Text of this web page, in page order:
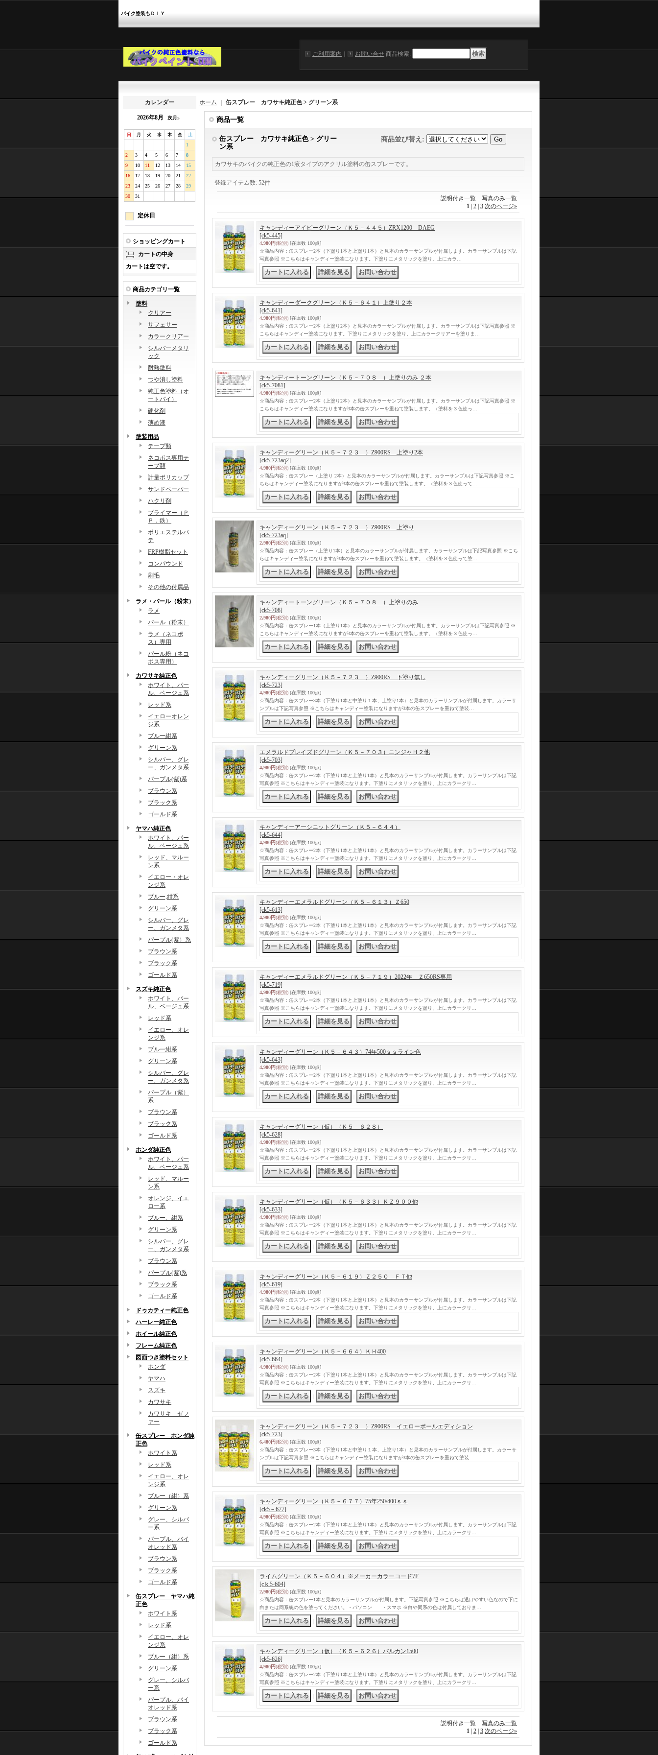
バイク塗装もＤＩＹ
ご利用案内 お問い合せ 商品検索:
カレンダー
2026年8月 次月»
日 月 火 水 木 金 土
1
2
3 4 5 6 7
8
9
10 11 12 13 14
15
16
17 18 19 20 21
22
23
24 25 26 27 28
29
30
31
定休日
ショッピングカート
カートの中身
カートは空です。
商品カテゴリ一覧
塗料
クリアー
サフェサー
カラークリアー
シルバーメタリ
ック
耐熱塗料
つや消し塗料
純正色塗料（オ
ートバイ）
硬化剤
薄め液
塗装用品
テープ類
ネコポス専用テ
ープ類
計量ポリカップ
サンドペーパー
ハクリ剤
プライマー（Ｐ
Ｐ，鉄）
ポリエステルパ
テ
FRP樹脂セット
コンパウンド
刷毛
その他の付属品
ラメ・パール（粉末）
ラメ
パール（粉末）
ラメ（ネコポ
ス）専用
パール粉（ネコ
ポス専用）
カワサキ純正色
ホワイト、パー
ル、ベージュ系
レッド系
イエローオレン
ジ系
ブルー紺系
グリーン系
シルバー、グレ
ー、ガンメタ系
パープル(紫)系
ブラウン系
ブラック系
ゴールド系
ヤマハ純正色
ホワイト、パー
ル、ベージュ系
レッド、マルー
ン系
イエロー・オレ
ンジ系
ブルー,紺系
グリーン系
シルバー、グレ
ー、ガンメタ系
パープル(紫）系
ブラウン系
ブラック系
ゴールド系
スズキ純正色
ホワイト、パー
ル、ベージュ系
レッド系
イエロー、オレ
ンジ系
ブルー紺系
グリーン系
シルバー、グレ
ー、ガンメタ系
パープル（紫）
系
ブラウン系
ブラック系
ゴールド系
ホンダ純正色
ホワイト、パー
ル、ベージュ系
レッド、マルー
ン系
オレンジ、イエ
ロー系
ブルー、紺系
グリーン系
シルバー、グレ
ー、ガンメタ系
ブラウン系
パープル(紫)系
ブラック系
ゴールド系
ドゥカティー純正色
ハーレー純正色
ホイール純正色
フレーム純正色
図面つき塗料セット
ホンダ
ヤマハ
スズキ
カワサキ
カワサキ ゼフ
ァー
缶スプレー ホンダ純
正色
ホワイト系
レッド系
イエロー、オレ
ンジ系
ブルー（紺）系
グリーン系
グレー、シルバ
ー系
パープル、バイ
オレッド系
ブラウン系
ブラック系
ゴールド系
缶スプレー ヤマハ純
正色
ホワイト系
レッド系
イエロー、オレ
ンジ系
ブルー（紺）系
グリーン系
グレー、シルバ
ー系
パープル、バイ
オレッド系
ブラウン系
ブラック系
ゴールド系
ホーム 缶スプレー カワサキ純正色 > グリーン系
商品一覧
缶スプレー カワサキ純正色 > グリー
ン系
商品並び替え :
カワサキのバイクの純正色の1液タイプのアクリル塗料の缶スプレーです。
登録アイテム数: 52件
説明付き一覧 写真のみ一覧
1 2 3 次のページ»
キャンディーアイビーグリーン（Ｋ５－４４５）ZRX1200 DAEG
[ck5-445]
4,980円(税別) [在庫数 100点]
☆商品内容：缶スプレー2本（下塗り1本と上塗り1本）と見本のカラーサンプルが付属します。カラーサンプルは下記
写真参照 ※こちらはキャンディー塗装になります。下塗りにメタリックを塗り、上にカラ…
キャンディーダークグリーン（Ｋ５－６４１）上塗り２本
[ck5-641]
4,980円(税別) [在庫数 100点]
☆商品内容：缶スプレー2本（上塗り2本）と見本のカラーサンプルが付属します。カラーサンプルは下記写真参照 ※
こちらはキャンディー塗装になります。下塗りにメタリックを塗り、上にカラークリアーを塗りま…
キャンディートーングリーン（Ｋ５－７０８ ）上塗りのみ ２本
[ck5-7081]
4,980円(税別) [在庫数 100点]
☆商品内容：缶スプレー2本（上塗り2本）と見本のカラーサンプルが付属します。カラーサンプルは下記写真参照 ※
こちらはキャンディー塗装になりますが3本の缶スプレーを重ねて塗装します。（塗料を３色使っ…
キャンディーグリーン（Ｋ５－７２３ ）Z900RS 上塗り2本
[ck5-723aq2]
4,980円(税別) [在庫数 100点]
☆商品内容：缶スプレー（上塗り 2本）と見本のカラーサンプルが付属します。カラーサンプルは下記写真参照 ※こ
ちらはキャンディー塗装になりますが3本の缶スプレーを重ねて塗装します。（塗料を３色使って…
キャンディーグリーン（Ｋ５－７２３ ）Z900RS 上塗り
[ck5-723aq]
2,980円(税別) [在庫数 100点]
☆商品内容：缶スプレー（上塗り1本）と見本のカラーサンプルが付属します。カラーサンプルは下記写真参照 ※こち
らはキャンディー塗装になりますが3本の缶スプレーを重ねて塗装します。（塗料を３色使って塗…
キャンディートーングリーン（Ｋ５－７０８ ）上塗りのみ
[ck5-708]
2,980円(税別) [在庫数 100点]
☆商品内容：缶スプレー1本（上塗り1本）と見本のカラーサンプルが付属します。カラーサンプルは下記写真参照 ※
こちらはキャンディー塗装になりますが3本の缶スプレーを重ねて塗装します。（塗料を３色使っ…
キャンディーグリーン（Ｋ５－７２３ ）Z900RS 下塗り無し
[ck5-723]
4,980円(税別) [在庫数 100点]
☆商品内容：缶スプレー3本（下塗り1本と中塗り１本、上塗り1本）と見本のカラーサンプルが付属します。カラーサ
ンプルは下記写真参照 ※こちらはキャンディー塗装になりますが3本の缶スプレーを重ねて塗装…
エメラルドブレイズドグリーン（Ｋ５－７０３）ニンジャＨ２他
[ck5-703]
4,980円(税別) [在庫数 100点]
☆商品内容：缶スプレー2本（下塗り1本と上塗り1本）と見本のカラーサンプルが付属します。カラーサンプルは下記
写真参照 ※こちらはキャンディー塗装になります。下塗りにメタリックを塗り、上にカラークリ…
キャンディーアーシニットグリーン（Ｋ５－６４４）
[ck5-644]
4,980円(税別) [在庫数 100点]
☆商品内容：缶スプレー2本（下塗り1本と上塗り1本）と見本のカラーサンプルが付属します。カラーサンプルは下記
写真参照 ※こちらはキャンディー塗装になります。下塗りにメタリックを塗り、上にカラークリ…
キャンディーエメラルドグリーン（Ｋ５－６１３）Ｚ650
[ck5-613]
4,980円(税別) [在庫数 100点]
☆商品内容：缶スプレー2本（下塗り1本と上塗り1本）と見本のカラーサンプルが付属します。カラーサンプルは下記
写真参照 ※こちらはキャンディー塗装になります。下塗りにメタリックを塗り、上にカラークリ…
キャンディーエメラルドグリーン（Ｋ５－７１９）2022年 Ｚ650RS専用
[ck5-719]
4,980円(税別) [在庫数 100点]
☆商品内容：缶スプレー2本（下塗り1本と上塗り1本）と見本のカラーサンプルが付属します。カラーサンプルは下記
写真参照 ※こちらはキャンディー塗装になります。下塗りにメタリックを塗り、上にカラークリ…
キャンディーグリーン（Ｋ５－６４３）74年500ｓｓライン色
[ck5-643]
4,980円(税別) [在庫数 100点]
☆商品内容：缶スプレー2本（下塗り1本と上塗り1本）と見本のカラーサンプルが付属します。カラーサンプルは下記
写真参照 ※こちらはキャンディー塗装になります。下塗りにメタリックを塗り、上にカラークリ…
キャンディーグリーン（仮）（Ｋ５－６２８）
[ck5-628]
4,980円(税別) [在庫数 100点]
☆商品内容：缶スプレー2本（下塗り1本と上塗り1本）と見本のカラーサンプルが付属します。カラーサンプルは下記
写真参照 ※こちらはキャンディー塗装になります。下塗りにメタリックを塗り、上にカラークリ…
キャンディーグリーン（仮）（Ｋ５－６３３）ＫＺ９００他
[ck5-633]
4,980円(税別) [在庫数 100点]
☆商品内容：缶スプレー2本（下塗り1本と上塗り1本）と見本のカラーサンプルが付属します。カラーサンプルは下記
写真参照 ※こちらはキャンディー塗装になります。下塗りにメタリックを塗り、上にカラークリ…
キャンディーグリーン（Ｋ５－６１９）Ｚ２５０ ＦＴ他
[ck5-619]
4,980円(税別) [在庫数 100点]
☆商品内容：缶スプレー2本（下塗り1本と上塗り1本）と見本のカラーサンプルが付属します。カラーサンプルは下記
写真参照 ※こちらはキャンディー塗装になります。下塗りにメタリックを塗り、上にカラークリ…
キャンディーグリーン（Ｋ５－６６４）ＫＨ400
[ck5-664]
4,980円(税別) [在庫数 100点]
☆商品内容：缶スプレー2本（下塗り1本と上塗り1本）と見本のカラーサンプルが付属します。カラーサンプルは下記
写真参照 ※こちらはキャンディー塗装になります。下塗りにメタリックを塗り、上にカラークリ…
キャンディーグリーン（Ｋ５－７２３ ）Z900RS イエローボールエディション
[ck5-723]
6,480円(税別) [在庫数 100点]
☆商品内容：缶スプレー3本（下塗り1本と中塗り１本、上塗り1本）と見本のカラーサンプルが付属します。カラーサ
ンプルは下記写真参照 ※こちらはキャンディー塗装になりますが3本の缶スプレーを重ねて塗装…
キャンディーグリーン（Ｋ５－６７７）75年250/400ｓｓ
[ck5－677]
4,980円(税別) [在庫数 100点]
☆商品内容：缶スプレー2本（下塗り1本と上塗り1本）と見本のカラーサンプルが付属します。カラーサンプルは下記
写真参照 ※こちらはキャンディー塗装になります。下塗りにメタリックを塗り、上にカラークリ…
ライムグリーン（Ｋ５－６０４）※メーカーカラーコード7F
[cｋ5-604]
2,980円(税別) [在庫数 100点]
☆商品内容：缶スプレー1本と見本のカラーサンプルが付属します。下記写真参照 ※こちらは透けやすい色なので下に
白または同系統の色を塗ってください。・パソコン ・スマホ ※白や同系の色は付属しておりま…
キャンディーグリーン（仮）（Ｋ５－６２６）バルカン1500
[ck5-626]
4,980円(税別) [在庫数 100点]
☆商品内容：缶スプレー2本（下塗り1本と上塗り1本）と見本のカラーサンプルが付属します。カラーサンプルは下記
写真参照 ※こちらはキャンディー塗装になります。下塗りにメタリックを塗り、上にカラークリ…
説明付き一覧 写真のみ一覧
1 2 3 次のページ»